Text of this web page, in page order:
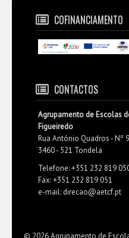
COFINANCIAMENTO
CONTACTOS
Agrupamento de Escolas
Figueiredo
Rua António Quadros - Nº 9
3460 - 521 Tondela
Telefone: +351 232 819
Fax: +351 232 819 051
e-mail: direcao@aetcf.pt